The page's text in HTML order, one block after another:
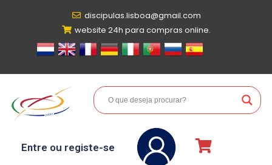
discipulas.lisboa@gmail.com
website 24h para compras online.
Entre ou registe-se